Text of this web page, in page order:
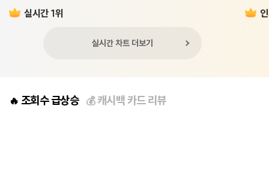
실시간 1위
실시간 차트 더보기
🔥 조회수 급상승 💰캐시백 카드 리뷰